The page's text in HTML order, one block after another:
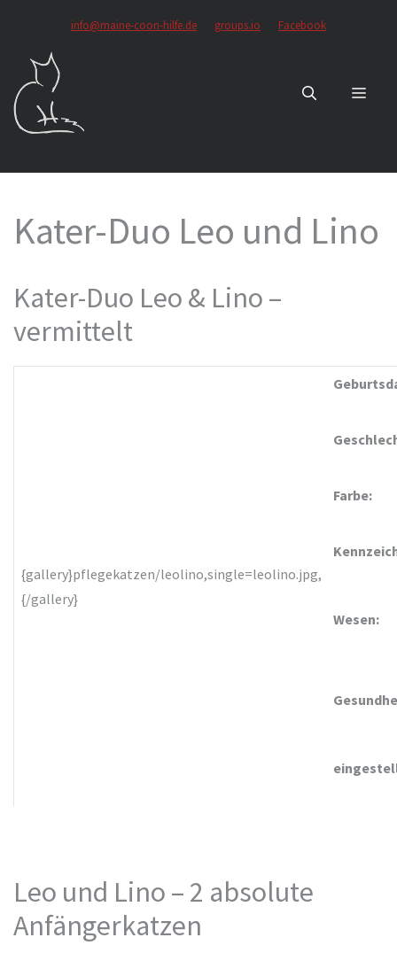
springen
info@maine-coon-hilfe.de groups.io Facebook
Kater-Duo Leo und Lino
Kater-Duo Leo & Lino –
vermittelt
{gallery}pflegekatzen/leolino,single=leolino.jpg,
{/gallery}
Farbe:
Wesen:
Leo und Lino – 2 absolute
Anfängerkatzen